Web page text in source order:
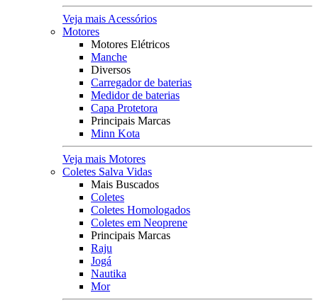
Veja mais Acessórios
Motores
Motores Elétricos
Manche
Diversos
Carregador de baterias
Medidor de baterias
Capa Protetora
Principais Marcas
Minn Kota
Veja mais Motores
Coletes Salva Vidas
Mais Buscados
Coletes
Coletes Homologados
Coletes em Neoprene
Principais Marcas
Raju
Jogá
Nautika
Mor